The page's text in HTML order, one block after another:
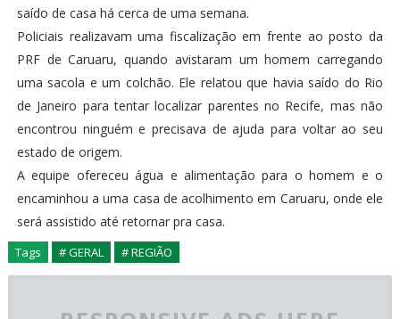
saído de casa há cerca de uma semana.
Policiais realizavam uma fiscalização em frente ao posto da
PRF de Caruaru, quando avistaram um homem carregando
uma sacola e um colchão. Ele relatou que havia saído do Rio
de Janeiro para tentar localizar parentes no Recife, mas não
encontrou ninguém e precisava de ajuda para voltar ao seu
estado de origem.
A equipe ofereceu água e alimentação para o homem e o
encaminhou a uma casa de acolhimento em Caruaru, onde ele
será assistido até retornar pra casa.
Tags # GERAL # REGIÃO